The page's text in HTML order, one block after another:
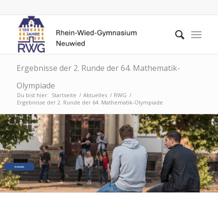
Ergebnisse der 2. Runde der 64. Mathematik-
Olympiade
Du bist hier: Startseite / Aktuelles / RWG /
Ergebnisse der 2. Runde der 64. Mathematik-Olympiade
Kontakt